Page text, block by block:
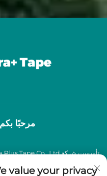
مرحبًا
value your privacy